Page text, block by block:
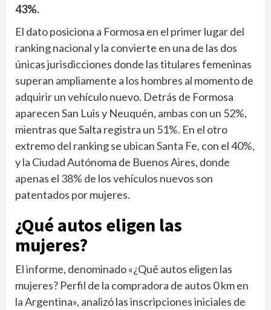
43%.
El dato posiciona a Formosa en el primer lugar del
ranking nacional y la convierte en una de las dos
únicas jurisdicciones donde las titulares femeninas
superan ampliamente a los hombres al momento de
adquirir un vehículo nuevo. Detrás de Formosa
aparecen San Luis y Neuquén, ambas con un 52%,
mientras que Salta registra un 51%. En el otro
extremo del ranking se ubican Santa Fe, con el 40%,
y la Ciudad Autónoma de Buenos Aires, donde
apenas el 38% de los vehículos nuevos son
patentados por mujeres.
¿Qué autos eligen las
mujeres?
El informe, denominado «¿Qué autos eligen las
mujeres? Perfil de la compradora de autos 0 km en
la Argentina», analizó las inscripciones iniciales de